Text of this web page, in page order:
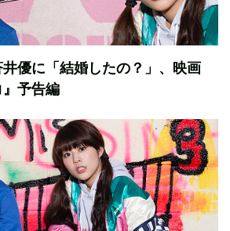
優に「結婚したの？」、映画
』予告編